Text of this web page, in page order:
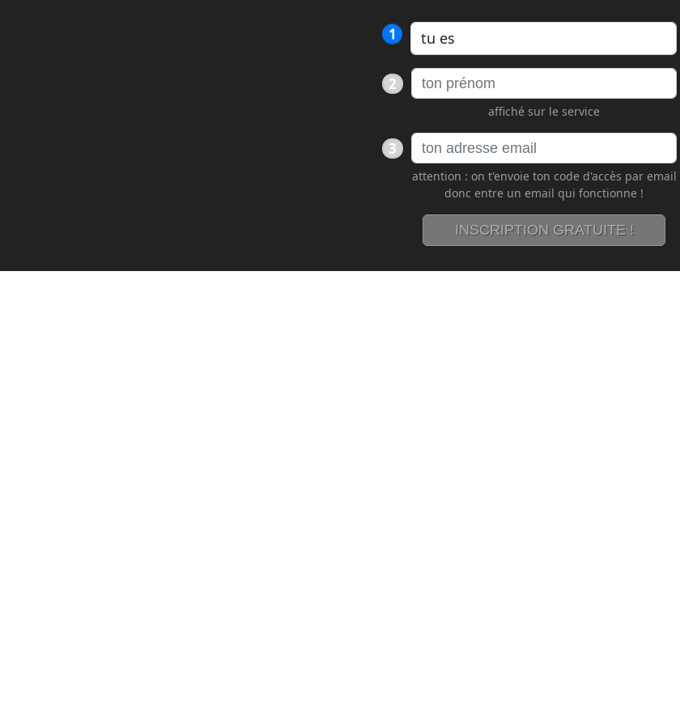
1
2
affiché sur le service
3
attention : on t'envoie ton code d'accès par email
donc entre un email qui fonctionne !
INSCRIPTION GRATUITE !